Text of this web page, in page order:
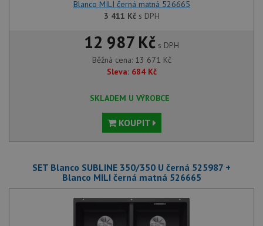
Blanco MILI černá matná 526665
3 411 Kčs DPH
12 987 Kč s DPH
Běžná cena: 13 671 Kč
Sleva: 684 Kč
SKLADEM U VÝROBCE
KOUPIT
SET Blanco SUBLINE 350/350 U černá 525987 +
Blanco MILI černá matná 526665